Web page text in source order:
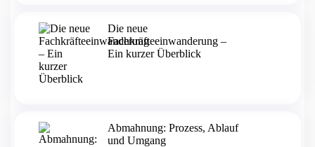
Die neue
Fachkräfteeinwanderung –
Ein kurzer Überblick
Abmahnung: Prozess, Ablauf
und Umgang